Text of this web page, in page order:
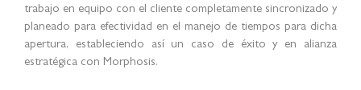
trabajo en equipo con el cliente completamente sincronizado y
planeado para efectividad en el manejo de tiempos para dicha
apertura, estableciendo así un caso de éxito y en alianza
estratégica con Morphosis.